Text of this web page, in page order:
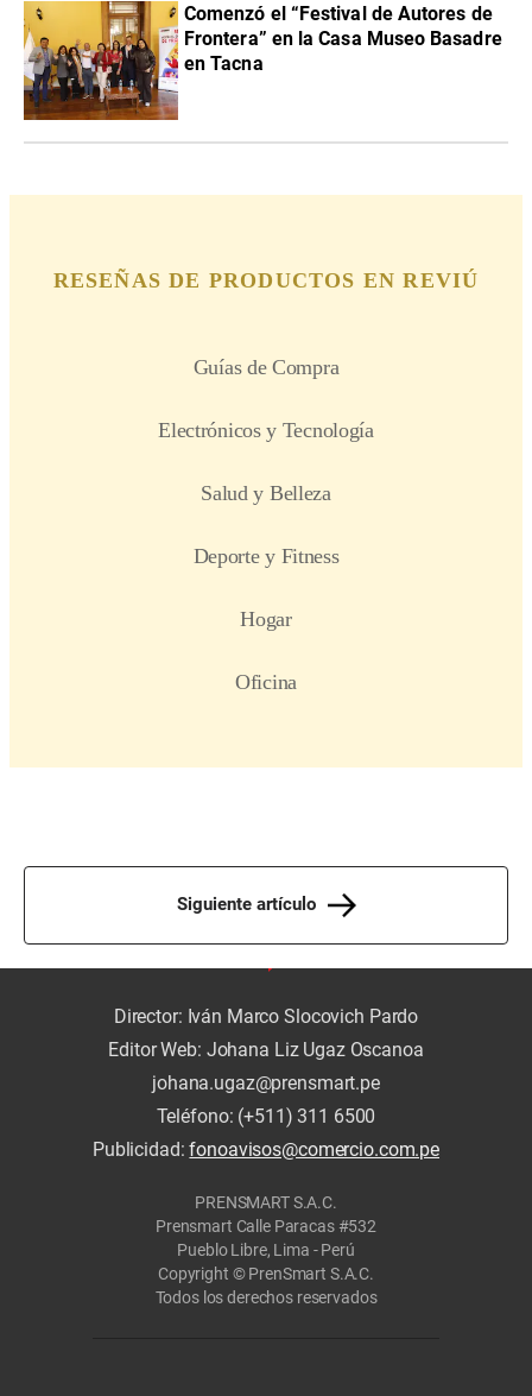
Comenzó el “Festival de Autores de
Frontera” en la Casa Museo Basadre
en Tacna
Siguiente artículo
Director: Iván Marco Slocovich Pardo
Editor Web: Johana Liz Ugaz Oscanoa
johana.ugaz@prensmart.pe
Teléfono: (+511) 311 6500
Publicidad:fonoavisos@comercio.com.pe
PRENSMART S.A.C.
Prensmart Calle Paracas #532
Pueblo Libre, Lima - Perú
Copyright © PrenSmart S.A.C.
Todos los derechos reservados